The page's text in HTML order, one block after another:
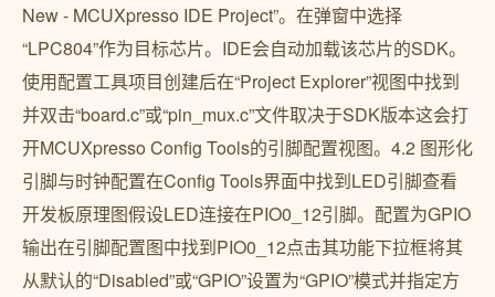
New - MCUXpresso IDE Project”。在弹窗中选择
“LPC804”作为目标芯片。IDE会自动加载该芯片的SDK。
使用配置工具项目创建后在“Project Explorer”视图中找到
并双击“board.c”或“pin_mux.c”文件取决于SDK版本这会打
开MCUXpresso Config Tools的引脚配置视图。4.2 图形化
引脚与时钟配置在Config Tools界面中找到LED引脚查看
开发板原理图假设LED连接在PIO0_12引脚。配置为GPIO
输出在引脚配置图中找到PIO0_12点击其功能下拉框将其
从默认的“Disabled”或“GPIO”设置为“GPIO”模式并指定方